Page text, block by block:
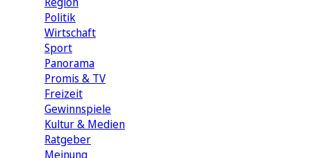
Politik
Wirtschaft
Sport
Panorama
Promis & TV
Freizeit
Gewinnspiele
Kultur & Medien
Ratgeber
Meinung